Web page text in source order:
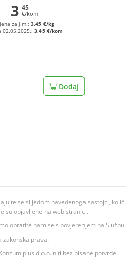
3 45
€/kom
za j.m.: 3,45 €/kg
02.05.2025.:3,45 €/kom
Dodaj
te se slijedom navedenoga sastojci,
su objavljene na web stranici.
obratite nam se s povjerenjem na Službu
prava.
plus d.o.o. niti bez pisane potvrde.